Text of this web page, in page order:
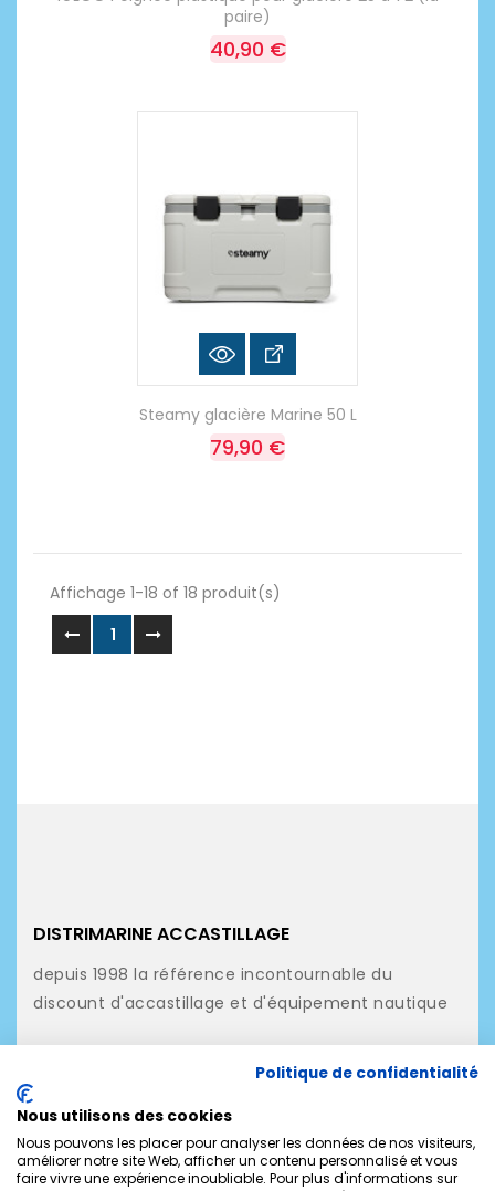
paire)
40,90 €
Steamy glacière Marine 50 L
79,90 €
Affichage 1-18 of 18 produit(s)
1
DISTRIMARINE ACCASTILLAGE
depuis 1998 la référence incontournable du
discount d'accastillage et d'équipement nautique
NOS PRODUITS
MON COMPTE
Politique de confidentialité
Nous utilisons des cookies
Nous pouvons les placer pour analyser les données de nos visiteurs,
améliorer notre site Web, afficher un contenu personnalisé et vous
faire vivre une expérience inoubliable. Pour plus d'informations sur